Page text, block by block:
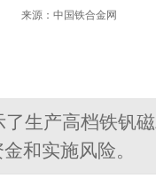
来源：中国铁合金网
生产高档铁钒
和实施风险。